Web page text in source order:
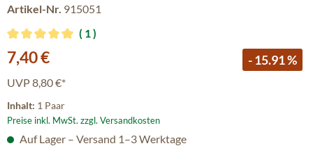
Artikel-Nr. 915051
Durchschnittliche Bewertung von 5 von 5 Sternen
1
Verkaufspreis:
7,40 € - 15.91 %
UVP8,80 €*
Inhalt: 1 Paar
Preise inkl. MwSt. zzgl. Versandkosten
Auf Lager – Versand 1–3 Werktage